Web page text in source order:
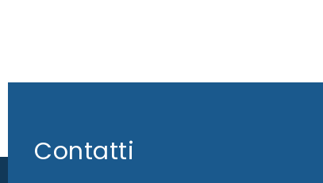
Contatti